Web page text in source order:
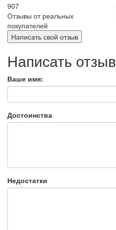
907
Отзывы от реальных
покупателей
Написать свой отзыв
Написать отзыв
Ваше имя:
Достоинства
Недостатки